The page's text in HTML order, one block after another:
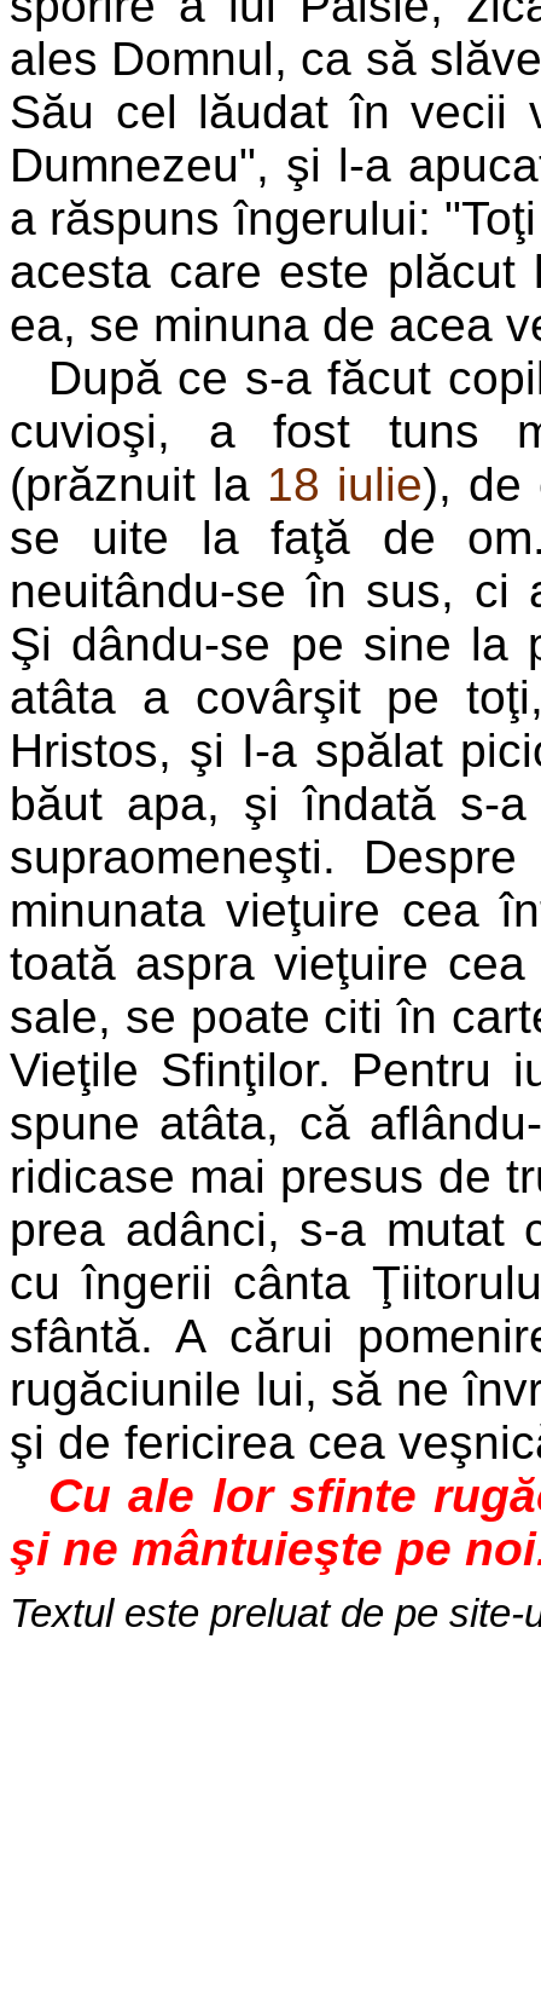
ales Domnul, ca să
Său cel lăudat în vecii
Dumnezeu", şi l-a
a răspuns îngerului:
acesta care este plăcut
ea, se minuna de acea
După ce s-a făcut
cuvioşi, a fost tuns
(prăznuit la 18 iulie), de
se uite la faţă de
neuitându-se în sus, ci
Şi dându-se pe sine la
atâta a covârşit pe
Hristos, şi I-a spălat
băut apa, şi îndată s-
supraomeneşti.
minunata vieţuire cea
toată aspra vieţuire
sale, se poate citi în
Vieţile Sfinţilor. Pentru
spune atâta, că
ridicase mai presus de
prea adânci, s-a mutat
cu îngerii cânta
sfântă. A cărui
rugăciunile lui, să ne
şi de fericirea cea
Cu ale lor sfinte
şi ne mântuieşte pe
Textul este preluat de pe